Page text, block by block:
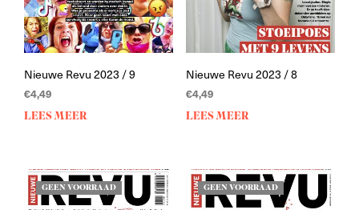
Nieuwe Revu 2023 / 9
€4,49
LEES MEER
Nieuwe Revu 2023 / 8
€4,49
LEES MEER
GEEN VOORRAAD GEEN VOORRAAD